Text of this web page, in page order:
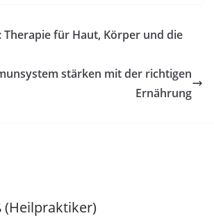
Therapie für Haut, Körper und die
stärken mit der richtigen
Ernährung
(Heilpraktiker)